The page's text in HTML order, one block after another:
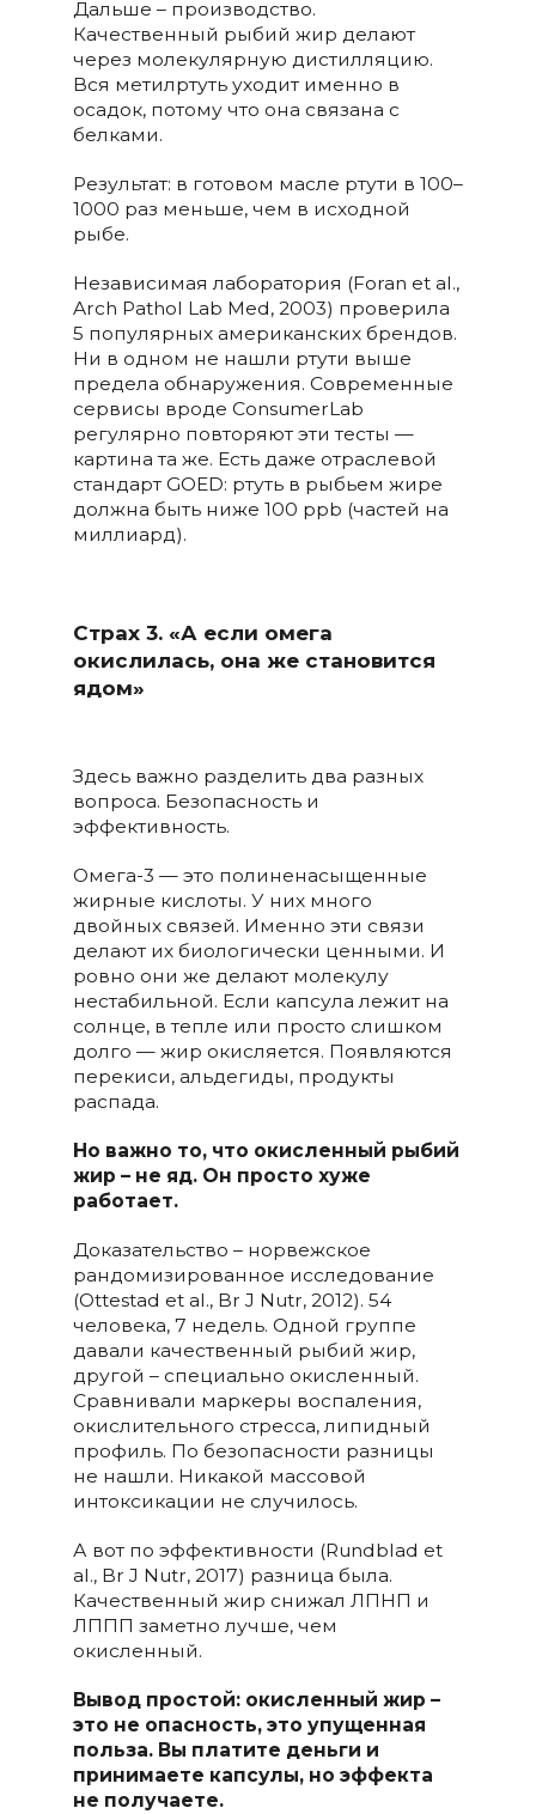
Дальше – производство.
Качественный рыбий жир делают
через молекулярную дистилляцию.
Вся метилртуть уходит именно в
осадок, потому что она связана с
белками.
Результат: в готовом масле ртути в 100–
1000 раз меньше, чем в исходной
рыбе.
Независимая лаборатория (Foran et al.,
Arch Pathol Lab Med, 2003) проверила
5 популярных американских брендов.
Ни в одном не нашли ртути выше
предела обнаружения. Современные
сервисы вроде ConsumerLab
регулярно повторяют эти тесты —
картина та же. Есть даже отраслевой
стандарт GOED: ртуть в рыбьем жире
должна быть ниже 100 ppb (частей на
миллиард).
Страх 3. «А если омега
окислилась, она же становится
ядом»
Здесь важно разделить два разных
вопроса. Безопасность и
эффективность.
Омега-3 — это полиненасыщенные
жирные кислоты. У них много
двойных связей. Именно эти связи
делают их биологически ценными. И
ровно они же делают молекулу
нестабильной. Если капсула лежит на
солнце, в тепле или просто слишком
долго — жир окисляется. Появляются
перекиси, альдегиды, продукты
распада.
Но важно то, что окисленный рыбий
жир – не яд. Он просто хуже
работает.
Доказательство – норвежское
рандомизированное исследование
(Ottestad et al., Br J Nutr, 2012). 54
человека, 7 недель. Одной группе
давали качественный рыбий жир,
другой – специально окисленный.
Сравнивали маркеры воспаления,
окислительного стресса, липидный
профиль. По безопасности разницы
не нашли. Никакой массовой
интоксикации не случилось.
А вот по эффективности (Rundblad et
al., Br J Nutr, 2017) разница была.
Качественный жир снижал ЛПНП и
ЛППП заметно лучше, чем
окисленный.
Вывод простой: окисленный жир –
это не опасность, это упущенная
польза. Вы платите деньги и
принимаете капсулы, но эффекта
не получаете.